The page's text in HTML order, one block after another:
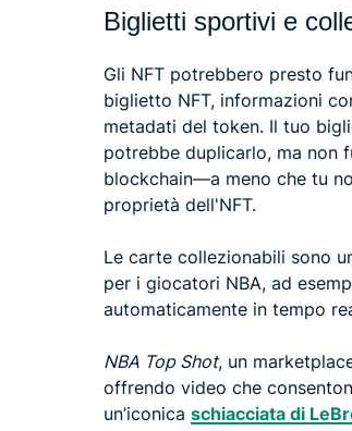
Biglietti sportivi e
Gli NFT potrebbero presto
biglietto NFT, informazioni
metadati del token. Il tuo
potrebbe duplicarlo, ma non
blockchain—a meno che tu
proprietà dell'NFT.
Le carte collezionabili sono
per i giocatori NBA, ad
automaticamente in tempo
NBA Top Shot, un
offrendo video che
un’iconica schiacciata di